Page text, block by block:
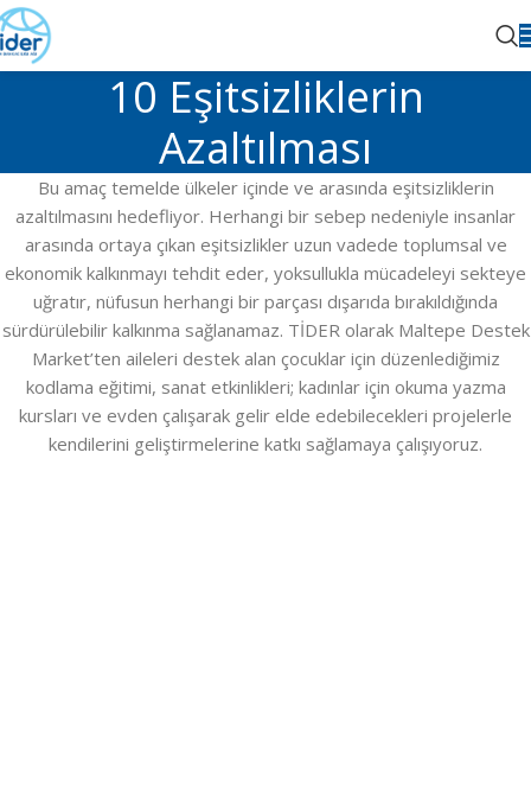
10 Eşitsizliklerin
Azaltılması
Bu amaç temelde ülkeler içinde ve arasında eşitsizliklerin
azaltılmasını hedefliyor. Herhangi bir sebep nedeniyle insanlar
arasında ortaya çıkan eşitsizlikler uzun vadede toplumsal ve
ekonomik kalkınmayı tehdit eder, yoksullukla mücadeleyi sekteye
uğratır, nüfusun herhangi bir parçası dışarıda bırakıldığında
sürdürülebilir kalkınma sağlanamaz. TİDER olarak Maltepe Destek
Market’ten aileleri destek alan çocuklar için düzenlediğimiz
kodlama eğitimi, sanat etkinlikleri; kadınlar için okuma yazma
kursları ve evden çalışarak gelir elde edebilecekleri projelerle
kendilerini geliştirmelerine katkı sağlamaya çalışıyoruz.